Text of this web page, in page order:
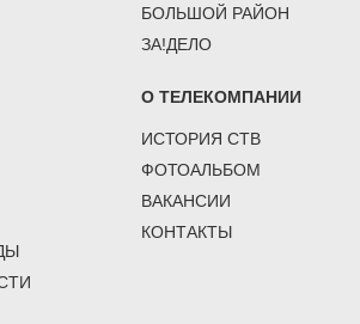
БОЛЬШОЙ РАЙОН
ЗА!ДЕЛО
О ТЕЛЕКОМПАНИИ
ИСТОРИЯ СТВ
ФОТОАЛЬБОМ
ВАКАНСИИ
КОНТАКТЫ